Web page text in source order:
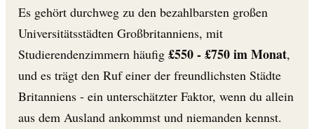
Es gehört durchweg zu den bezahlbarsten großen
Universitätsstädten Großbritanniens, mit
Studierendenzimmern häufig £550 - £750 im Monat,
und es trägt den Ruf einer der freundlichsten Städte
Britanniens - ein unterschätzter Faktor, wenn du allein
aus dem Ausland ankommst und niemanden kennst.